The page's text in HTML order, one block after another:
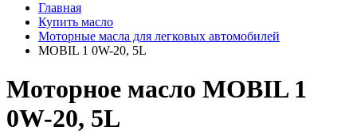
Главная
Купить масло
Моторные масла для легковых автомобилей
MOBIL 1 0W-20, 5L
Моторное масло MOBIL 1
0W-20, 5L